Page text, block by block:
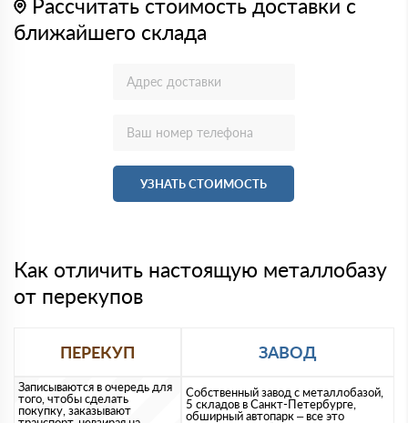
Рассчитать стоимость доставки с
ближайшего склада
УЗНАТЬ СТОИМОСТЬ
Как отличить настоящую металлобазу
от перекупов
ПЕРЕКУП ЗАВОД
Записываются в очередь для
того, чтобы сделать
покупку, заказывают
Собственный завод с металлобазой,
5 складов в Санкт-Петербурге,
обширный автопарк – все это